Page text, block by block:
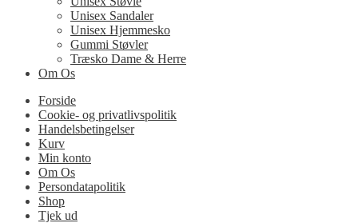
Unisex Sandaler
Unisex Hjemmesko
Gummi Støvler
Træsko Dame & Herre
Om Os
Forside
Cookie- og privatlivspolitik
Handelsbetingelser
Kurv
Min konto
Om Os
Persondatapolitik
Shop
Tjek ud